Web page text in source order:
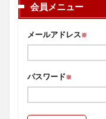
会員メニュー
メールアドレス※
パスワード※